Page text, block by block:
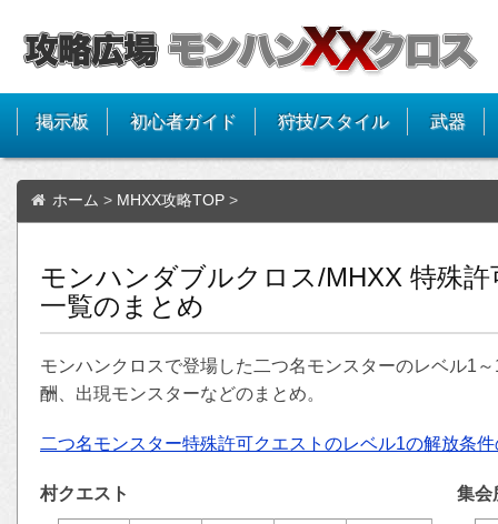
掲示板 初心者ガイド 狩技/スタイル 武器
ホーム > MHXX攻略TOP >
モンハンダブルクロス/MHXX 特殊
一覧のまとめ
モンハンクロスで登場した二つ名モンスターのレベル1
酬、出現モンスターなどのまとめ。
二つ名モンスター特殊許可クエストのレベル1の解放条
村クエスト 集会